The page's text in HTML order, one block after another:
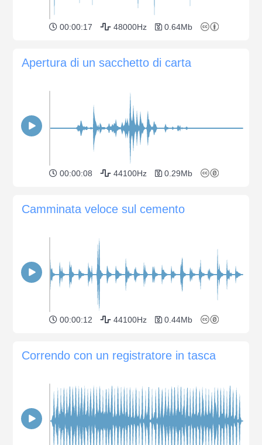
00:00:17 48000Hz 0.64Mb
Apertura di un sacchetto di carta
00:00:08 44100Hz 0.29Mb
Camminata veloce sul cemento
00:00:12 44100Hz 0.44Mb
Correndo con un registratore in tasca